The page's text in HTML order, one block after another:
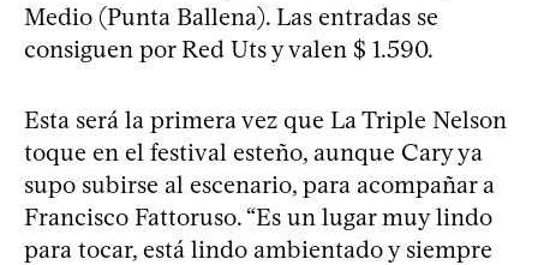
Medio (Punta Ballena). Las entradas se
consiguen por Red Uts y valen $ 1.590.
Esta será la primera vez que La Triple Nelson
toque en el festival esteño, aunque Cary ya
supo subirse al escenario, para acompañar a
Francisco Fattoruso. “Es un lugar muy lindo
para tocar, está lindo ambientado y siempre